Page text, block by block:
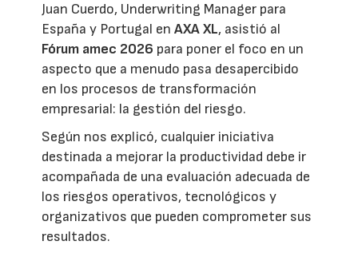
Juan Cuerdo, Underwriting Manager para
España y Portugal enAXA XL, asistió al
Fórum amec 2026 para poner el foco en un
aspecto que a menudo pasa desapercibido
en los procesos de transformación
empresarial: la gestión del riesgo.
Según nos explicó, cualquier iniciativa
destinada a mejorar la productividad debe ir
acompañada de una evaluación adecuada de
los riesgos operativos, tecnológicos y
organizativos que pueden comprometer sus
resultados.